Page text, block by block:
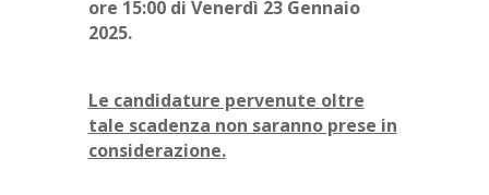
ore 15:00 di Venerdì 23 Gennaio
2025.
Le candidature pervenute oltre
tale scadenza non saranno prese in
considerazione.